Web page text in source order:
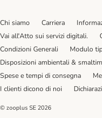
Chi siamo Carriera
Vai all'Atto sui servizi digitali.
Condizioni Generali
Modulo
Disposizioni ambientali &
Spese e tempi di consegna
I clienti dicono di noi
© zooplus SE 2026